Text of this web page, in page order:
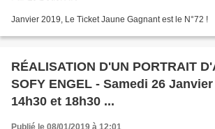
Janvier 2019, Le Ticket Jaune Gagnant est le N°72 !
RÉALISATION D'UN PORTRAIT
SOFY ENGEL - Samedi 26
14h30 et 18h30 ...
Publié le 08/01/2019 à 12:01